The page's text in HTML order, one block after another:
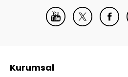
Kurumsal